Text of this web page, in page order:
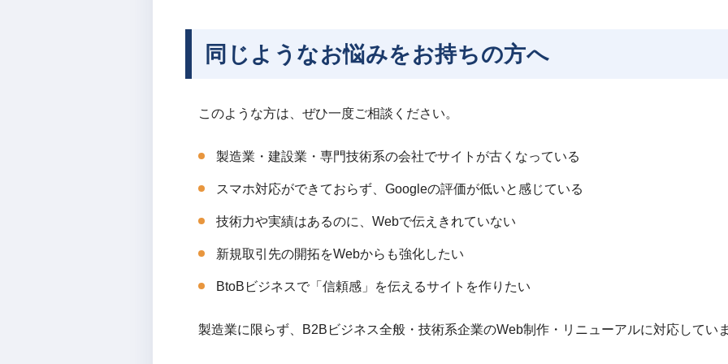
同じようなお悩みをお持ちの方へ
このような方は、ぜひ一度ご相談ください。
製造業・建設業・専門技術系の会社でサイトが古くなっている
スマホ対応ができておらず、Googleの評価が低いと感じている
技術力や実績はあるのに、Webで伝えきれていない
新規取引先の開拓をWebからも強化したい
BtoBビジネスで「信頼感」を伝えるサイトを作りたい
製造業に限らず、B2Bビジネス全般・技術系企業のWeb制作・リニューアルに対応してい